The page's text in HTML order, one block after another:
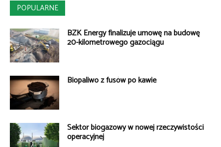
POPULARNE
BZK Energy finalizuje umowę na budowę
20-kilometrowego gazociągu
Biopaliwo z fusów po kawie
Sektor biogazowy w nowej rzeczywistości
operacyjnej